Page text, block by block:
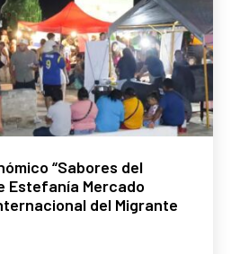
“Sabores del
Estefanía Mercado
del Migrante